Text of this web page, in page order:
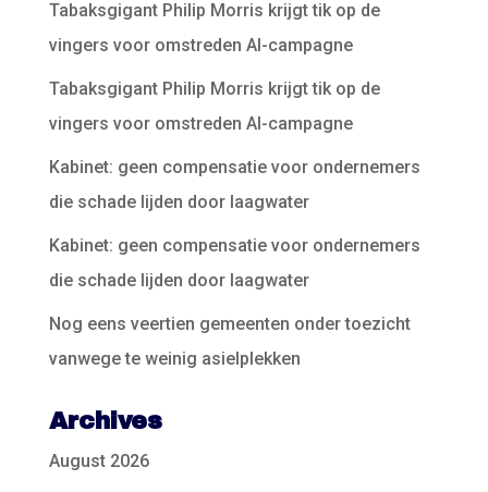
Tabaksgigant Philip Morris krijgt tik op de
vingers voor omstreden AI-campagne
Tabaksgigant Philip Morris krijgt tik op de
vingers voor omstreden AI-campagne
Kabinet: geen compensatie voor ondernemers
die schade lijden door laagwater
Kabinet: geen compensatie voor ondernemers
die schade lijden door laagwater
Nog eens veertien gemeenten onder toezicht
vanwege te weinig asielplekken
Archives
August 2026